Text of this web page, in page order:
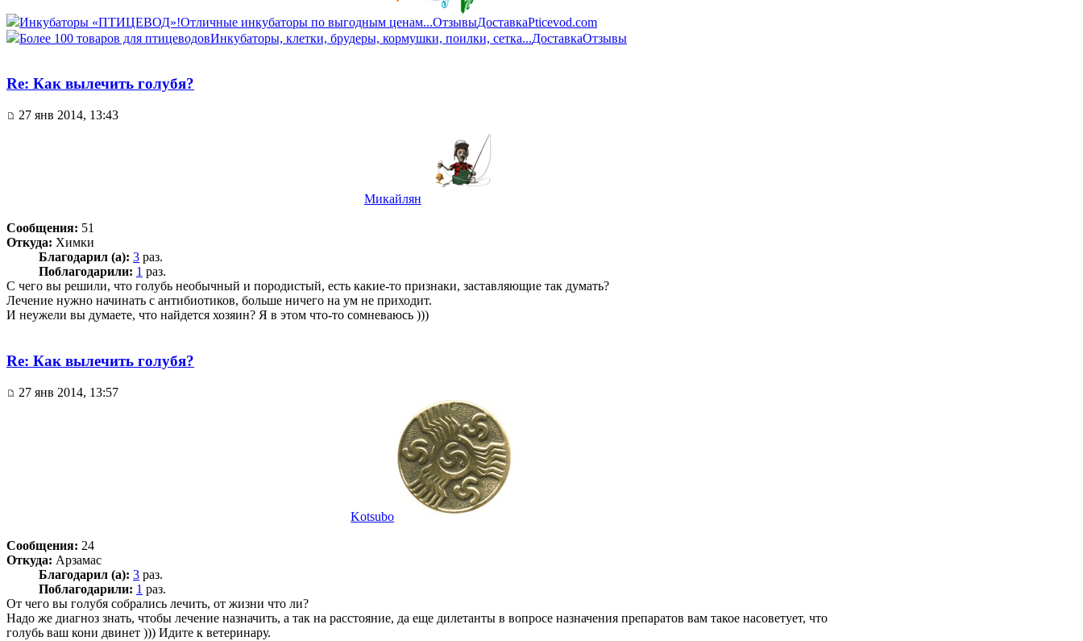
Инкубаторы «ПТИЦЕВОД»!Отличные инкубаторы по выгодным ценам...ОтзывыДоставкаPticevod.com
Более 100 товаров для птицеводовИнкубаторы, клетки, брудеры, кормушки, поилки, сетка...ДоставкаОтзывы
Re: Как вылечить голубя?
27 янв 2014, 13:43
Микайлян
Сообщения: 51
Откуда: Химки
Благодарил (а): 3 раз.
Поблагодарили: 1 раз.
С чего вы решили, что голубь необычный и породистый, есть какие-то признаки, заставляющие так думать?
Лечение нужно начинать с антибиотиков, больше ничего на ум не приходит.
И неужели вы думаете, что найдется хозяин? Я в этом что-то сомневаюсь )))
Re: Как вылечить голубя?
27 янв 2014, 13:57
Kotsubo
Сообщения: 24
Откуда: Арзамас
Благодарил (а): 3 раз.
Поблагодарили: 1 раз.
От чего вы голубя собрались лечить, от жизни что ли?
Надо же диагноз знать, чтобы лечение назначить, а так на расстояние, да еще дилетанты в вопросе назначения препаратов вам такое насоветует, что
голубь ваш кони двинет ))) Идите к ветеринару.